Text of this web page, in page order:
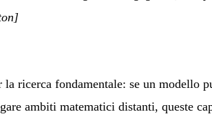
ricerca fondamentale: se un modello
ambiti matematici distanti, queste